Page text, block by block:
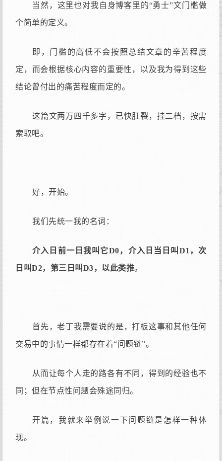
当然，这里也对我自身博客里的“勇士”文门槛做
个简单的定义。
即，门槛的高低不会按照总结文章的辛苦程度
定，而会根据核心内容的重要性，以及我为得到这些
结论曾付出的痛苦程度而定的。
这篇文两万四千多字，已快肛裂，挂二档，按需
索取吧。
好，开始。
我们先统一我的名词：
介入日前一日我叫它D0，介入日当日叫D1，次
日叫D2，第三日叫D3，以此类推。
首先，老丁我需要说的是，打板这事和其他任何
交易中的事情一样都存在着“问题链”。
从而让每个人走的路各有不同，得到的经验也不
同；但在节点性问题会殊途同归。
开篇，我就来举例说一下问题链是怎样一种体
现。